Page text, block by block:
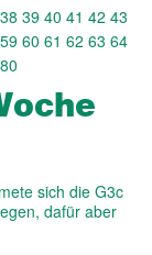
38 39 40 41 42 43
59 60 61 62 63 64
80
sich die G3c
dafür aber